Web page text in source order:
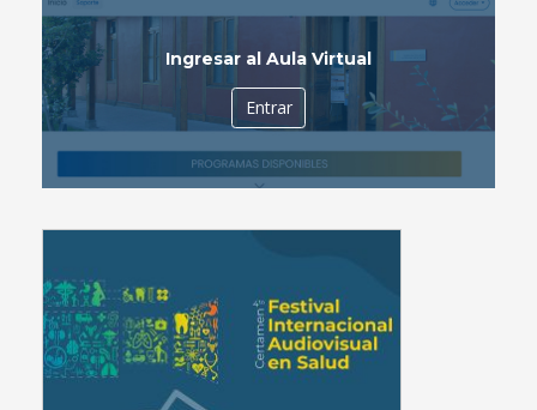
Ingresar al Aula Virtual
Entrar